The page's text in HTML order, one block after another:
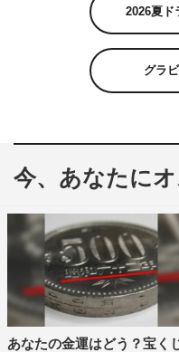
2026夏ド
グラ
今、あなたに
あなたの金運はどう？宝く